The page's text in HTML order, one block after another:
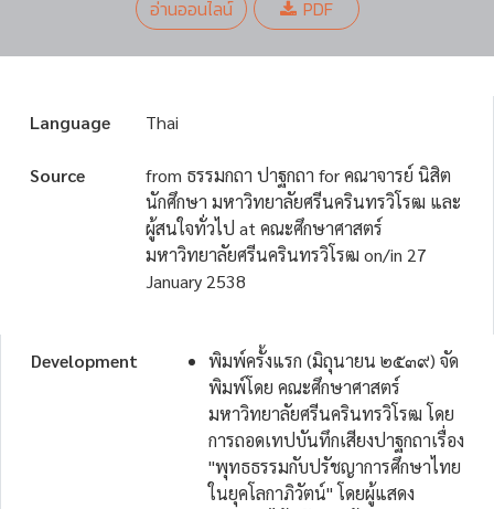
อ่านออนไลน์ PDF
Language Thai
Source
from ธรรมกถา ปาฐกถา for คณาจารย์ นิสิต
นักศึกษา มหาวิทยาลัยศรีนครินทรวิโรฒ และ
ผู้สนใจทั่วไป at คณะศึกษาศาสตร์
มหาวิทยาลัยศรีนครินทรวิโรฒ on/in 27
January 2538
Development
พิมพ์ครั้งแรก (มิถุนายน ๒๕๓๙) จัด
พิมพ์โดย คณะศึกษาศาสตร์
มหาวิทยาลัยศรีนครินทรวิโรฒ โดย
การถอดเทปบันทึกเสียงปาฐกถาเรื่อง
"พุทธธรรมกับปรัชญาการศึกษาไทย
ในยุคโลกาภิวัตน์" โดยผู้แสดง